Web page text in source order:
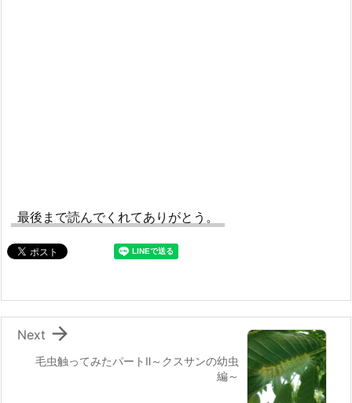
最後まで読んでくれてありがとう。
毛虫触ってみたパートⅡ～クスサンの幼虫
編～

Next